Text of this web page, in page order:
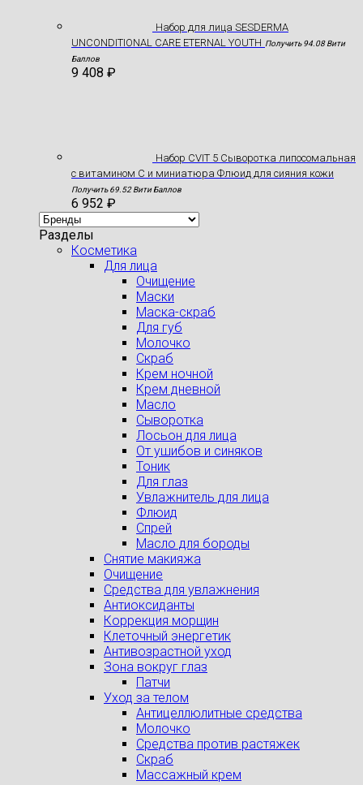
Hабор для лица SESDERMA
UNCONDITIONAL CARE ETERNAL YOUTH Получить 94.08 Вити
Баллов
9 408 ₽
Набор CVIT 5 Сыворотка липосомальная
с витамином С и миниатюра Флюид для сияния кожи
Получить 69.52 Вити Баллов
6 952 ₽
Разделы
Косметика
Для лица
Очищение
Маски
Маска-скраб
Для губ
Молочко
Скраб
Крем ночной
Крем дневной
Масло
Сыворотка
Лосьон для лица
От ушибов и синяков
Тоник
Для глаз
Увлажнитель для лица
Флюид
Спрей
Масло для бороды
Снятие макияжа
Очищение
Средства для увлажнения
Антиоксиданты
Коррекция морщин
Клеточный энергетик
Антивозрастной уход
Зона вокруг глаз
Патчи
Уход за телом
Антицеллюлитные средства
Молочко
Средства против растяжек
Скраб
Массажный крем